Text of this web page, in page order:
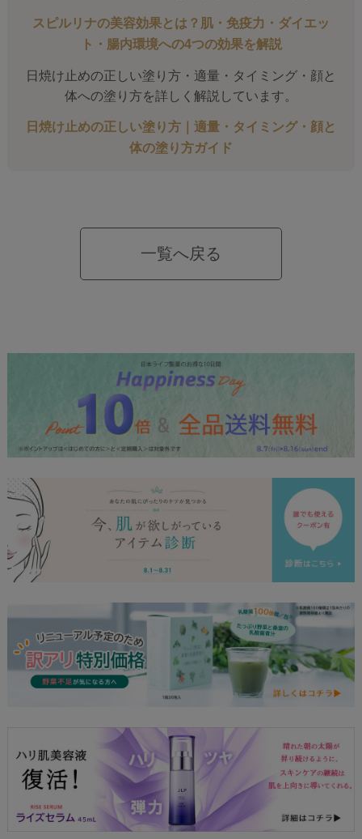
スピルリナの美容効果とは？肌・免疫力・ダイエッ
ト・腸内環境への4つの効果を解説
日焼け止めの正しい塗り方・適量・タイミング・顔と
体への塗り方を詳しく解説しています。
日焼け止めの正しい塗り方｜適量・タイミング・顔と
体の塗り方ガイド
一覧へ戻る